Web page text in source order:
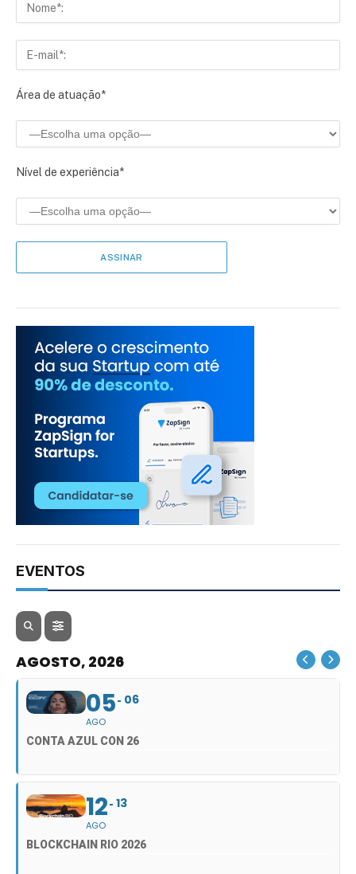
Área de atuação*
Nível de experiência*
EVENTOS
AGOSTO, 2026
05
AGO
06
CONTA AZUL CON 26
12
AGO
13
BLOCKCHAIN RIO 2026